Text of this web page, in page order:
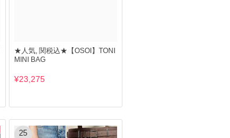
★人気, 関税込★【OSOI】TONI
MINI BAG
¥23,275
25